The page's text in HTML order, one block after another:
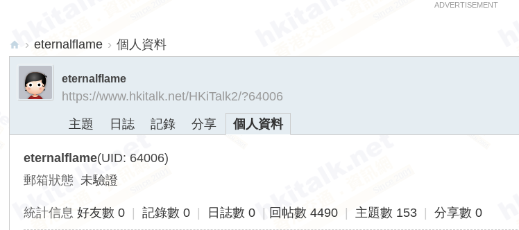
ADVERTISEMENT
hk
lk.
› eternalflame › 個人資料
eternalflame
https://www.hkitalk.net/HKiTalk2/?64006
主題
日誌 記錄 分享 個人資料
eternalflame(UID: 64006)
郵箱狀態 未驗證
統計信息 好友數 0 記錄數 0 日誌數 0 回帖數 4490 主題數 153 分享數 0